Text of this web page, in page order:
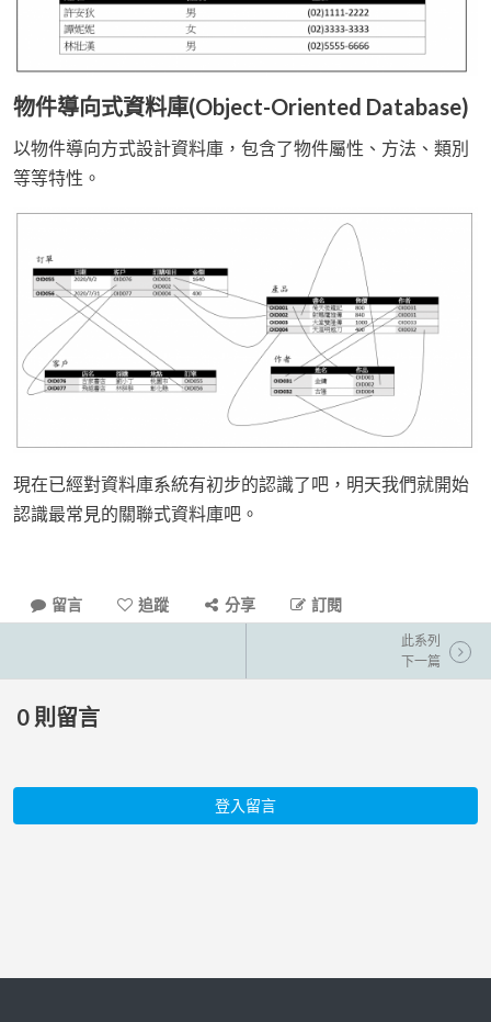
物件導向式資料庫(Object-Oriented Database)
以物件導向方式設計資料庫，包含了物件屬性、方法、類別
等等特性。
現在已經對資料庫系統有初步的認識了吧，明天我們就開始
認識最常見的關聯式資料庫吧。
留言 追蹤 分享 訂閱
此系列
下一篇
0 則留言
登入留言